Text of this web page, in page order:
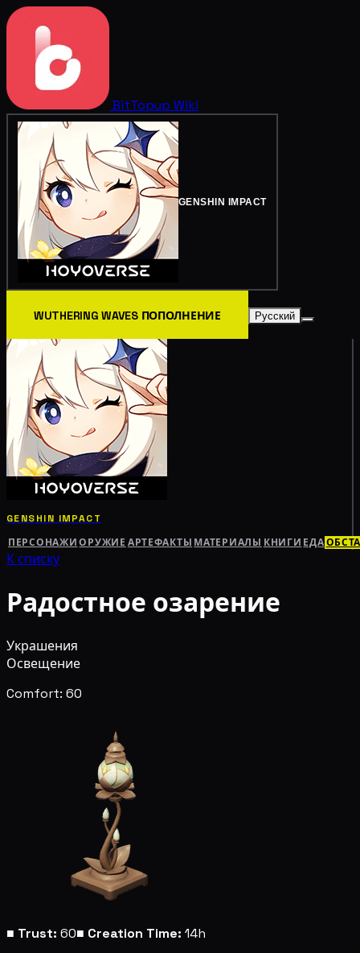
BitTopup Wiki
GENSHIN IMPACT
WUTHERING WAVES ПОПОЛНЕНИЕ Русский
GENSHIN IMPACT
ПЕРСОНАЖИ ОРУЖИЕ АРТЕФАКТЫ МАТЕРИАЛЫ КНИГИ ЕДА
К списку
Радостное озарение
Украшения
Освещение
Comfort: 60
■ Trust: 60■ Creation Time: 14h